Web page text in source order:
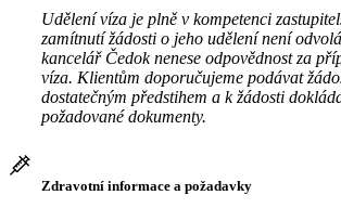
Udělení víza je plně v kompetenci
zamítnutí žádosti o jeho udělení není
kancelář Čedok nenese odpovědnost za
víza. Klientům doporučujeme podávat
dostatečným předstihem a k žádosti
požadované dokumenty.
Zdravotní informace a požadavky